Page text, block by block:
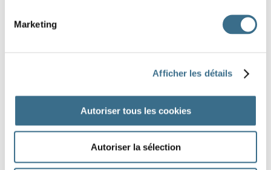
Marketing
Afficher les détails
Autoriser tous les cookies
Autoriser la sélection